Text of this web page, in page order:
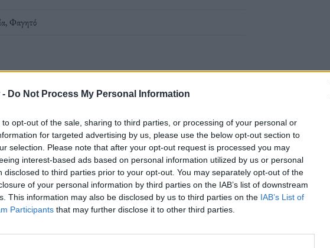
- Do Not Process My Personal Information
to opt-out of the sale, sharing to third parties, or processing of your personal or
for targeted advertising by us, please use the below opt-out section to
selection. Please note that after your opt-out request is processed you may
interest-based ads based on personal information utilized by us or personal
disclosed to third parties prior to your opt-out. You may separately opt-out of the
of your personal information by third parties on the IAB’s list of downstream
This information may also be disclosed by us to third parties on the IAB’s List of
Participants that may further disclose it to other third parties.
, Φαγητό
με πέρσι για το γιορτινό τραπέζι»